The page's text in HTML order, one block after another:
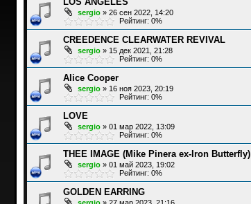
sergio» 26 сен 2022, 14:20
Рейтинг: 0%
CREEDENCE CLEARWATER REVIVAL
sergio» 15 дек 2021, 21:28
Рейтинг: 0%
Alice Cooper
sergio» 16 ноя 2023, 20:19
Рейтинг: 0%
LOVE
sergio» 01 мар 2022, 13:09
Рейтинг: 0%
THEE IMAGE (Mike Pinera ex-Iron Butterfly)
sergio» 01 май 2023, 19:02
Рейтинг: 0%
GOLDEN EARRING
sergio» 27 мар 2023, 21:16